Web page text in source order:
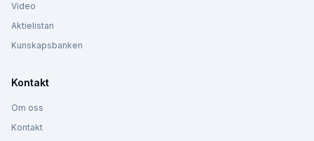
Video
Aktielistan
Kunskapsbanken
Kontakt
Om oss
Kontakt